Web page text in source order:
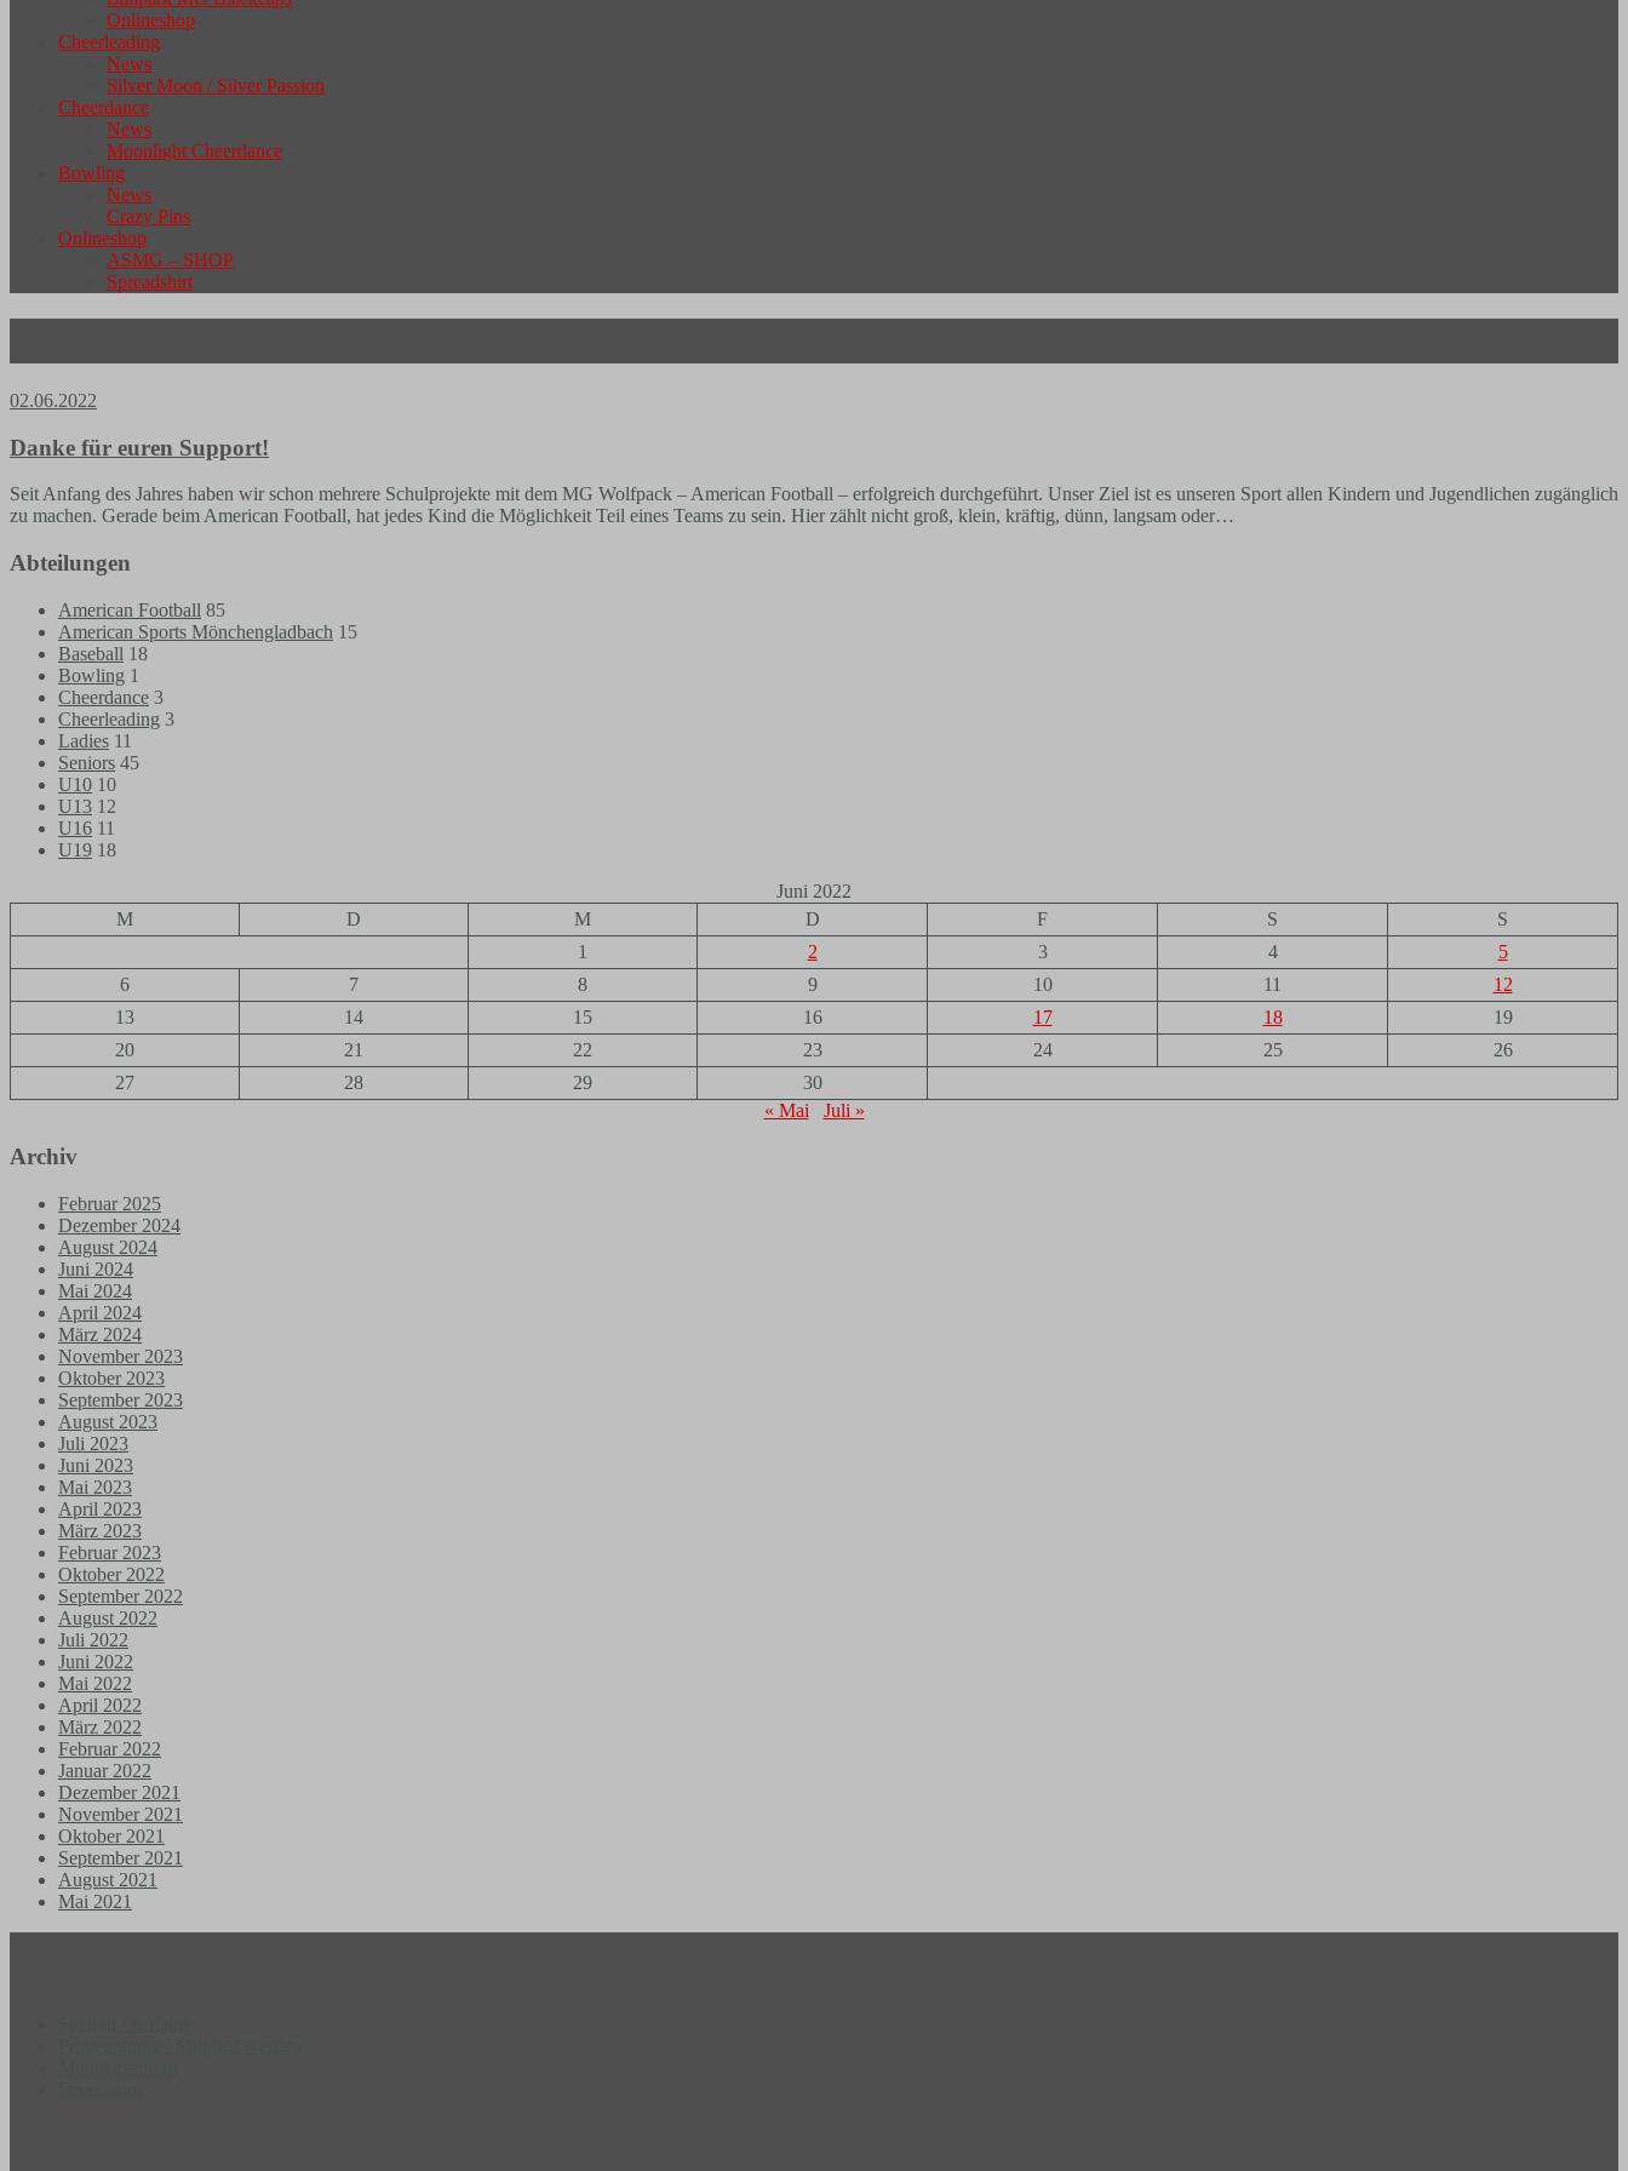
Onlineshop
Cheerleading
News
Silver Moon / Silver Passion
Cheerdance
News
Moonlight Cheerdance
Bowling
News
Crazy Pins
Onlineshop
ASMG – SHOP
Spreadshirt
02.06.2022
Danke für euren Support!
Seit Anfang des Jahres haben wir schon mehrere Schulprojekte mit dem MG Wolfpack – American Football – erfolgreich durchgeführt. Unser Ziel ist es unseren Sport allen Kindern und Jugendlichen zugänglich
zu machen. Gerade beim American Football, hat jedes Kind die Möglichkeit Teil eines Teams zu sein. Hier zählt nicht groß, klein, kräftig, dünn, langsam oder…
Abteilungen
American Football 85
American Sports Mönchengladbach 15
Baseball 18
Bowling 1
Cheerdance 3
Cheerleading 3
Ladies 11
Seniors 45
U10 10
U13 12
U16 11
U19 18
Juni 2022
M
D M D F S
S
1
2 3 4
5
6
7 8 9 10 11
12
13
14 15 16 17 18
19
20
21 22 23 24 25
26
27
28 29
30
« Mai
Juli »
Archiv
Februar 2025
Dezember 2024
August 2024
Juni 2024
Mai 2024
April 2024
März 2024
November 2023
Oktober 2023
September 2023
August 2023
Juli 2023
Juni 2023
Mai 2023
April 2023
März 2023
Februar 2023
Oktober 2022
September 2022
August 2022
Juli 2022
Juni 2022
Mai 2022
April 2022
März 2022
Februar 2022
Januar 2022
Dezember 2021
November 2021
Oktober 2021
September 2021
August 2021
Mai 2021